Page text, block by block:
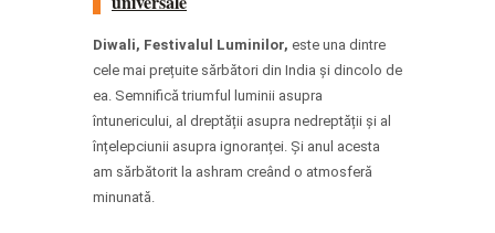
Diwali, Festivalul Luminilor, este una dintre
cele mai prețuite sărbători din India și dincolo de
ea. Semnifică triumful luminii asupra
întunericului, al dreptății asupra nedreptății și al
înțelepciunii asupra ignoranței. Și anul acesta
am sărbătorit la ashram creând o atmosferă
minunată.